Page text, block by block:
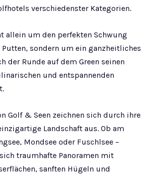
verschiedenster Kategorien.
allein um den perfekten Schwung
sondern um ein ganzheitliches
der Runde auf dem Green seinen
und entspannenden
Golf & Seen zeichnen sich durch ihre
Landschaft aus. Ob am
Mondsee oder Fuschlsee –
traumhafte Panoramen mit
sanften Hügeln und